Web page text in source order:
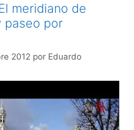
meridiano de
paseo por
2012 por Eduardo